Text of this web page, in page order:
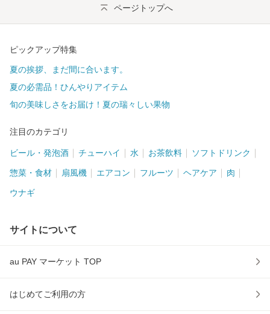
ページトップへ
ピックアップ特集
夏の挨拶、まだ間に合います。
夏の必需品！ひんやりアイテム
旬の美味しさをお届け！夏の瑞々しい果物
注目のカテゴリ
ビール・発泡酒 チューハイ 水 お茶飲料 ソフトドリンク
惣菜・食材 扇風機 エアコン フルーツ ヘアケア 肉
ウナギ
サイトについて
au PAY マーケット TOP
はじめてご利用の方